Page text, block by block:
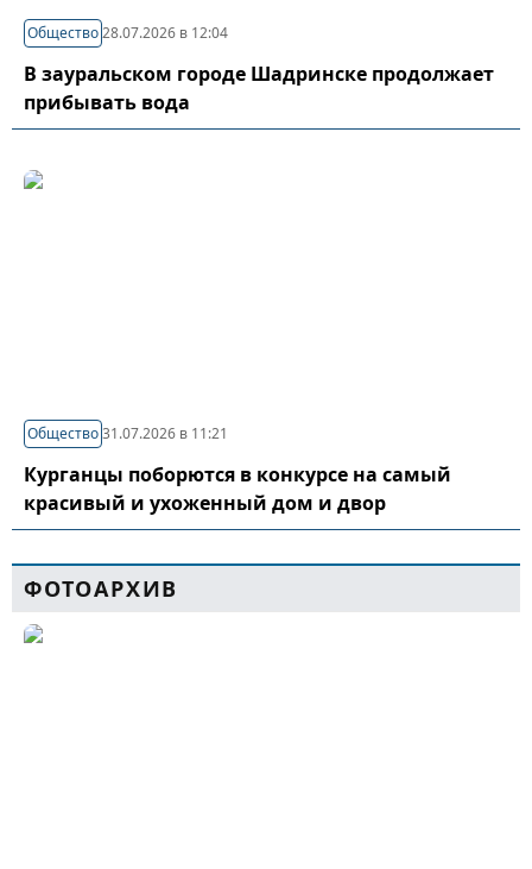
Общество28.07.2026 в 12:04
В зауральском городе Шадринске продолжает
прибывать вода
Общество31.07.2026 в 11:21
Курганцы поборются в конкурсе на самый
красивый и ухоженный дом и двор
ФОТОАРХИВ